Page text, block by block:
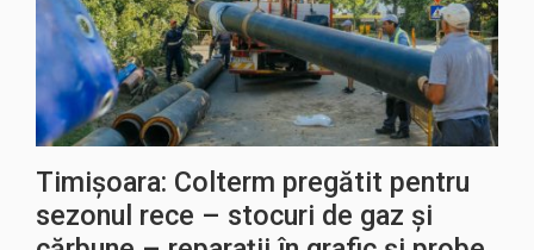
Timișoara: Colterm pregătit pentru
sezonul rece – stocuri de gaz și